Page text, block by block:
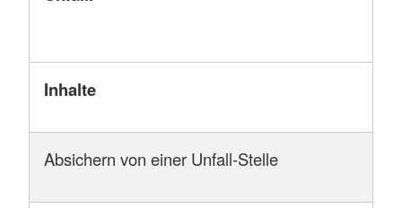
Inhalte
Absichern von einer Unfall-Stelle